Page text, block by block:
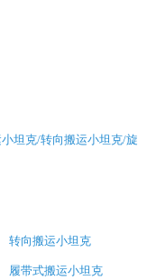
坦克/转向搬运小坦克/旋
转向搬运小坦克
履带式搬运小坦克